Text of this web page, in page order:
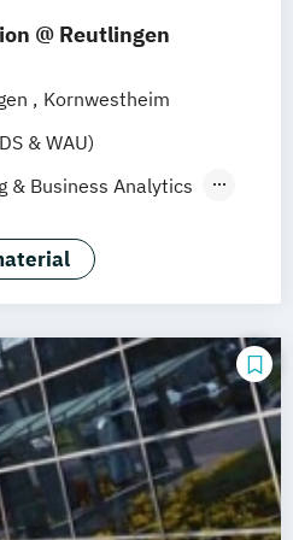
@ Reutlingen
Kornwestheim
& WAU)
& Business Analytics